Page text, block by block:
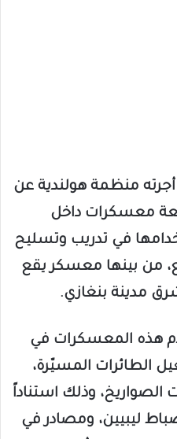
منظمة هولندية عن
معسكرات داخل
في تدريب وتسليح
من بينها معسكر يقع
هذه المعسكرات في
الطائرات المسيّرة،
الصواريخ، وذلك استناداً
ليبيين، ومصادر في